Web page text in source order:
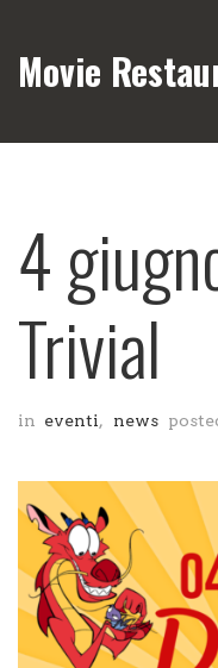
Movie
4
Trivial
in eventi, news